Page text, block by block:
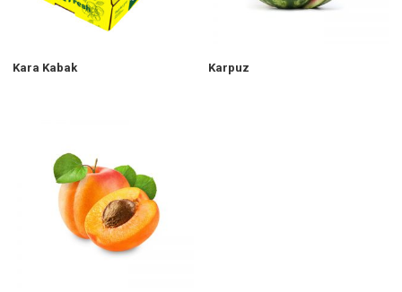
Kara Kabak Karpuz